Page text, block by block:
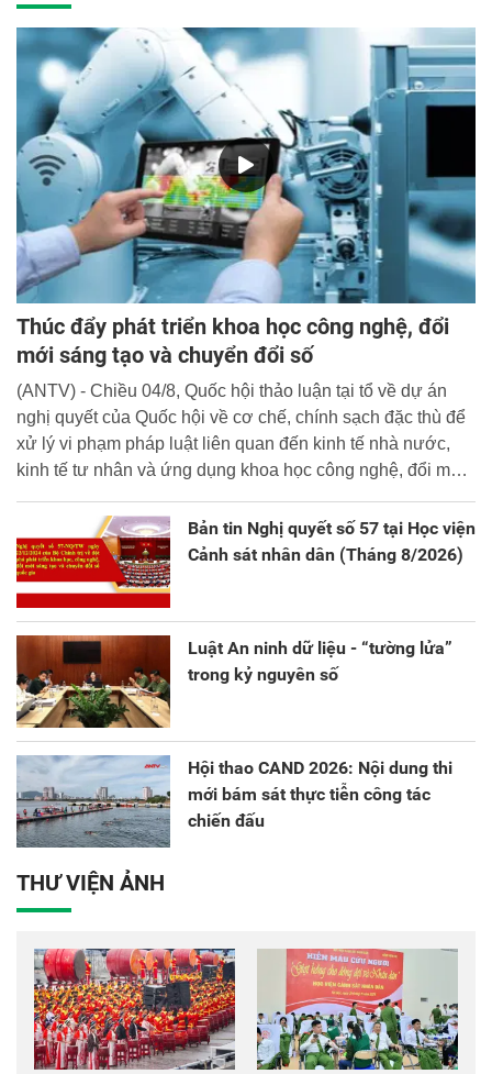
Thúc đẩy phát triển khoa học công nghệ, đổi
mới sáng tạo và chuyển đổi số
(ANTV) - Chiều 04/8, Quốc hội thảo luận tại tổ về dự án
nghị quyết của Quốc hội về cơ chế, chính sạch đặc thù để
xử lý vi phạm pháp luật liên quan đến kinh tế nhà nước,
kinh tế tư nhân và ứng dụng khoa học công nghệ, đổi mới
Bản tin Nghị quyết số 57 tại Học viện
Cảnh sát nhân dân (Tháng 8/2026)
Luật An ninh dữ liệu - “tường lửa”
trong kỷ nguyên số
Hội thao CAND 2026: Nội dung thi
mới bám sát thực tiễn công tác
chiến đấu
THƯ VIỆN ẢNH